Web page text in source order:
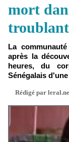
mort
La
après la
heures, du
Sénégalais
Rédigé par